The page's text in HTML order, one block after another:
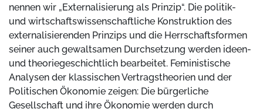
nennen wir „Externalisierung als Prinzip“. Die politik-
und wirtschaftswissenschaftliche Konstruktion des
externalisierenden Prinzips und die Herrschaftsformen
seiner auch gewaltsamen Durchsetzung werden ideen-
und theoriegeschichtlich bearbeitet. Feministische
Analysen der klassischen Vertragstheorien und der
Politischen Ökonomie zeigen: Die bürgerliche
Gesellschaft und ihre Ökonomie werden durch